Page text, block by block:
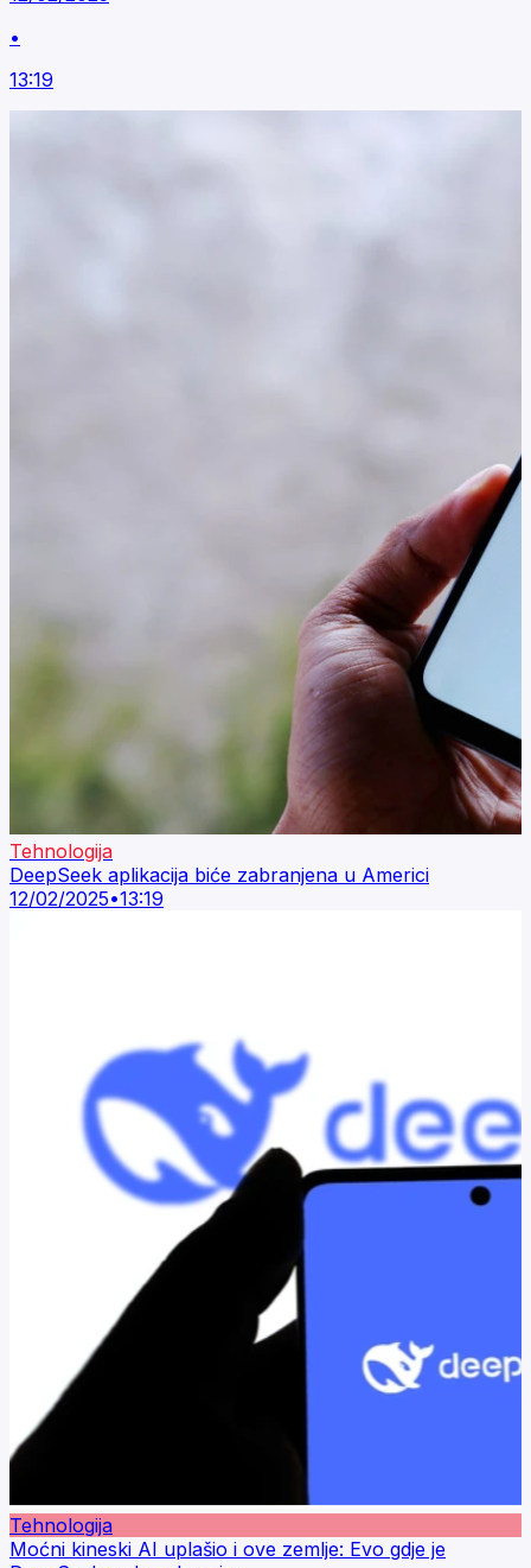
•
13:19
Tehnologija
DeepSeek aplikacija biće zabranjena u Americi
12/02/2025•13:19
Tehnologija
Moćni kineski AI uplašio i ove zemlje: Evo gdje je